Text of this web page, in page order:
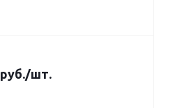
руб./шт.